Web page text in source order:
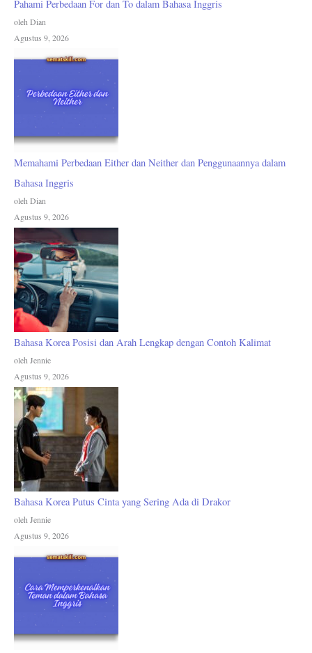
Pahami Perbedaan For dan To dalam Bahasa Inggris
oleh Dian
Agustus 9, 2026
Memahami Perbedaan Either dan Neither dan Penggunaannya dalam
Bahasa Inggris
oleh Dian
Agustus 9, 2026
Bahasa Korea Posisi dan Arah Lengkap dengan Contoh Kalimat
oleh Jennie
Agustus 9, 2026
Bahasa Korea Putus Cinta yang Sering Ada di Drakor
oleh Jennie
Agustus 9, 2026